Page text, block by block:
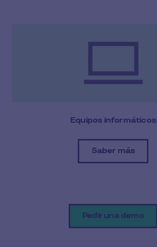
Equipos informáticos
Saber más
Pedir una demo